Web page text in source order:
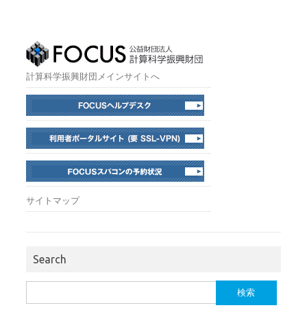
計算科学振興財団メインサイトへ
サイトマップ
Search
索: